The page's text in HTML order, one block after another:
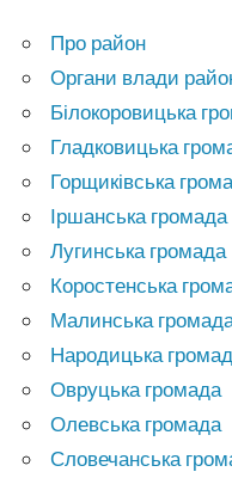
Про район
Органи влади
Білокоровицька
Гладковицька
Горщиківська
Іршанська громада
Лугинська громада
Коростенська
Малинська
Народицька
Овруцька громада
Олевська громада
Словечанська